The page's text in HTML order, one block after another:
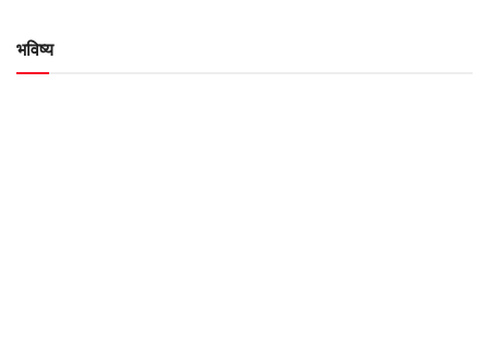
भविष्य